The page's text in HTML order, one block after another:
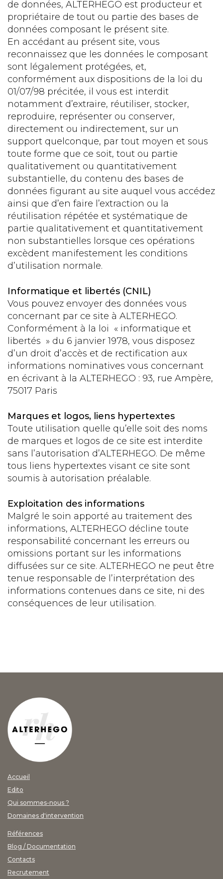
de données, ALTERHEGO est producteur et
propriétaire de tout ou partie des bases de
données composant le présent site.
En accédant au présent site, vous
reconnaissez que les données le composant
sont légalement protégées, et,
conformément aux dispositions de la loi du
01/07/98 précitée, il vous est interdit
notamment d’extraire, réutiliser, stocker,
reproduire, représenter ou conserver,
directement ou indirectement, sur un
support quelconque, par tout moyen et sous
toute forme que ce soit, tout ou partie
qualitativement ou quantitativement
substantielle, du contenu des bases de
données figurant au site auquel vous accédez
ainsi que d’en faire l’extraction ou la
réutilisation répétée et systématique de
partie qualitativement et quantitativement
non substantielles lorsque ces opérations
excèdent manifestement les conditions
d’utilisation normale.
Informatique et libertés (CNIL)
Vous pouvez envoyer des données vous
concernant par ce site à ALTERHEGO.
Conformément à la loi « informatique et
libertés » du 6 janvier 1978, vous disposez
d’un droit d’accès et de rectification aux
informations nominatives vous concernant
en écrivant à la ALTERHEGO : 93, rue Ampère,
75017 Paris
Marques et logos, liens hypertextes
Toute utilisation quelle qu’elle soit des noms
de marques et logos de ce site est interdite
sans l’autorisation d’ALTERHEGO. De même
tous liens hypertextes visant ce site sont
soumis à autorisation préalable.
Exploitation des informations
Malgré le soin apporté au traitement des
informations, ALTERHEGO décline toute
responsabilité concernant les erreurs ou
omissions portant sur les informations
diffusées sur ce site. ALTERHEGO ne peut être
tenue responsable de l’interprétation des
informations contenues dans ce site, ni des
conséquences de leur utilisation.
Accueil
Edito
Qui sommes-nous ?
Domaines d'intervention
Références
Blog / Documentation
Contacts
Recrutement